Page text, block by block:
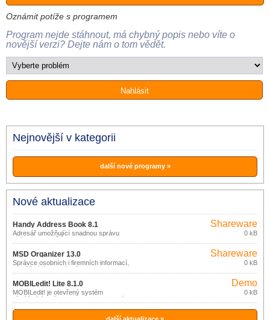
Oznámit potíže s programem
Program nejde stáhnout, má chybný popis nebo víte o
novější verzi? Dejte nám o tom vědět.
Nejnovější v kategorii
další nové programy »
Nové aktualizace
Handy Address Book 8.1
Adresář umožňující snadnou správu
vašich kontaktů.
Shareware
0 kB
MSD Organizer 13.0
Správce osobních i firemních informací,
umožňující vedení vašeho majetku a
rozpočtu, telefonního seznamu, úkolů a
aktivit, diáře, správu vaší hudební sbírky
apod.
Shareware
0 kB
MOBILedit! Lite 8.1.0
MOBILedit! je otevřený systém
přinášející možnost spravovat mobilní
telefon z počítače.
Demo
0 kB